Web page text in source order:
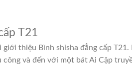
T21
thiệu Bình shisha đẳng cấp
và đến với một bát Ai Cập